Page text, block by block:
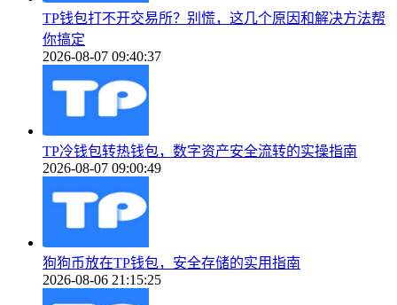
TP钱包打不开交易所？别慌，这几个原因和解决方法帮
你搞定
2026-08-07 09:40:37
TP冷钱包转热钱包，数字资产安全流转的实操指南
2026-08-07 09:00:49
狗狗币放在TP钱包，安全存储的实用指南
2026-08-06 21:15:25